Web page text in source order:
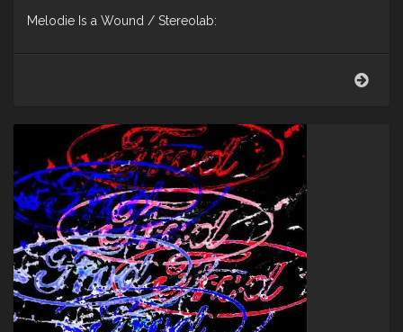
Melodie Is a Wound / Stereolab: